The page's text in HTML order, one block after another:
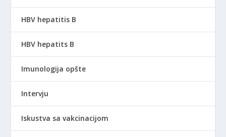
HBV hepatitis B
HBV hepatits B
Imunologija opšte
Intervju
Iskustva sa vakcinacijom